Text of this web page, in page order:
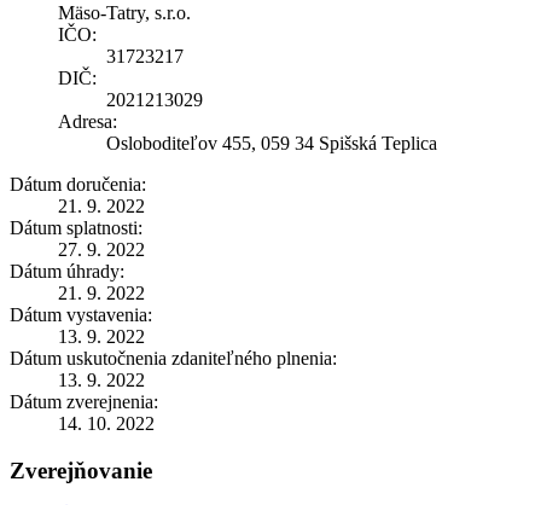
Mäso-Tatry, s.r.o.
IČO:
31723217
DIČ:
2021213029
Adresa:
Osloboditeľov 455, 059 34 Spišská Teplica
Dátum doručenia:
21. 9. 2022
Dátum splatnosti:
27. 9. 2022
Dátum úhrady:
21. 9. 2022
Dátum vystavenia:
13. 9. 2022
Dátum uskutočnenia zdaniteľného plnenia:
13. 9. 2022
Dátum zverejnenia:
14. 10. 2022
Zverejňovanie